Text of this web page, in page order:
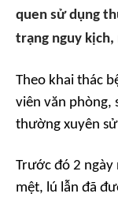
quen sử dụng
trạng nguy kịch,
Theo khai thác
viên văn phòng,
thường xuyên
Trước đó 2
mệt, lú lẫn đã